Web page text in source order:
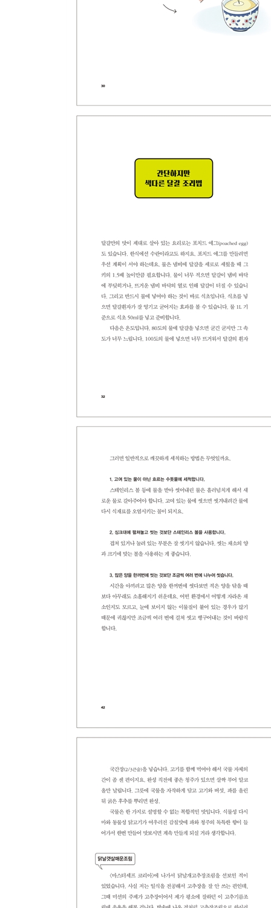
냉장고에게 배신당하지 않는 방법
육수 뽑기 완전정복
기름 다시 살리기 혹은 버리기
소금과 설탕으로 만드는 고등어초절임
<간장과 된장>
소금으로 간을 잡고 간장으로 맛을 더한다
비슷하면서 다른 일본 된장의 맛
<식초와 미림>
<칼과 도마>
<에필로그>
어떻게 하면 요리를 잘할 수 있냐고요?"